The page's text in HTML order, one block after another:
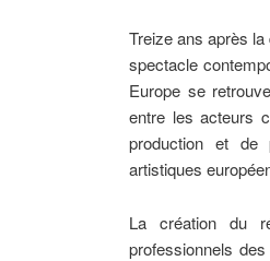
Treize ans après
spectacle
Europe se
entre les acteurs
production et de
artistiques
La création du
professionnels